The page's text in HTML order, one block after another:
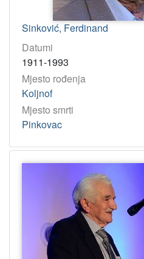
Sinković, Ferdinand
Datumi
1911-1993
Mjesto rođenja
Koljnof
Mjesto smrti
Pinkovac